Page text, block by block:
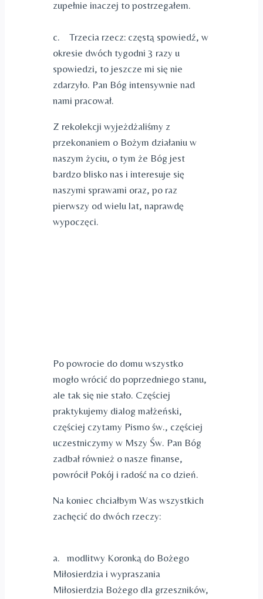
zupełnie inaczej to postrzegałem.
c. Trzecia rzecz: częstą spowiedź, w
okresie dwóch tygodni 3 razy u
spowiedzi, to jeszcze mi się nie
zdarzyło. Pan Bóg intensywnie nad
nami pracował.
Z rekolekcji wyjeżdżaliśmy z
przekonaniem o Bożym działaniu w
naszym życiu, o tym że Bóg jest
bardzo blisko nas i interesuje się
naszymi sprawami oraz, po raz
pierwszy od wielu lat, naprawdę
wypoczęci.
Po powrocie do domu wszystko
mogło wrócić do poprzedniego stanu,
ale tak się nie stało. Częściej
praktykujemy dialog małżeński,
częściej czytamy Pismo św., częściej
uczestniczymy w Mszy Św. Pan Bóg
zadbał również o nasze finanse,
powrócił Pokój i radość na co dzień.
Na koniec chciałbym Was wszystkich
zachęcić do dwóch rzeczy:
a. modlitwy Koronką do Bożego
Miłosierdzia i wypraszania
Miłosierdzia Bożego dla grzeszników,